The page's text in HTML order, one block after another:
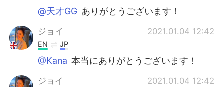
@天才GG ありがとうございます！
ジョイ 2021.01.04 12:42
EN JP
@Kana 本当にありがとうございます！
ジョイ 2021.01.04 12:42